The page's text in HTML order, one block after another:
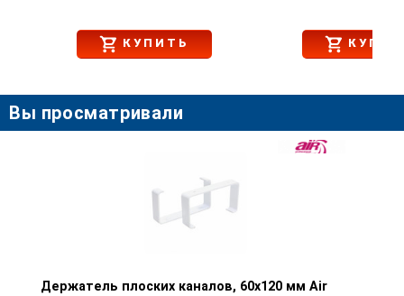
КУПИТЬ
Вы просматривали
Просмотр товара
Держатель плоских каналов, 60х120 мм Air